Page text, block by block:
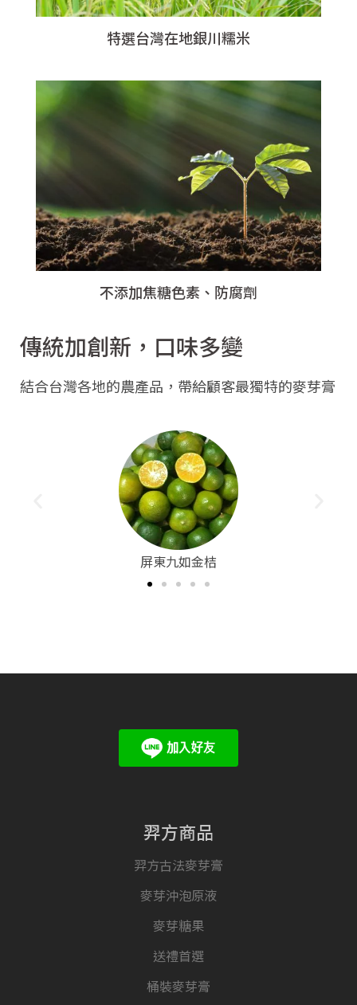
特選台灣在地銀川糯米
不添加焦糖色素、防腐劑
傳統加創新，口味多變
結合台灣各地的農產品，帶給顧客最獨特的麥芽膏
台灣在地老薑
羿方商品
羿方古法麥芽膏
麥芽沖泡原液
麥芽糖果
送禮首選
桶裝麥芽膏